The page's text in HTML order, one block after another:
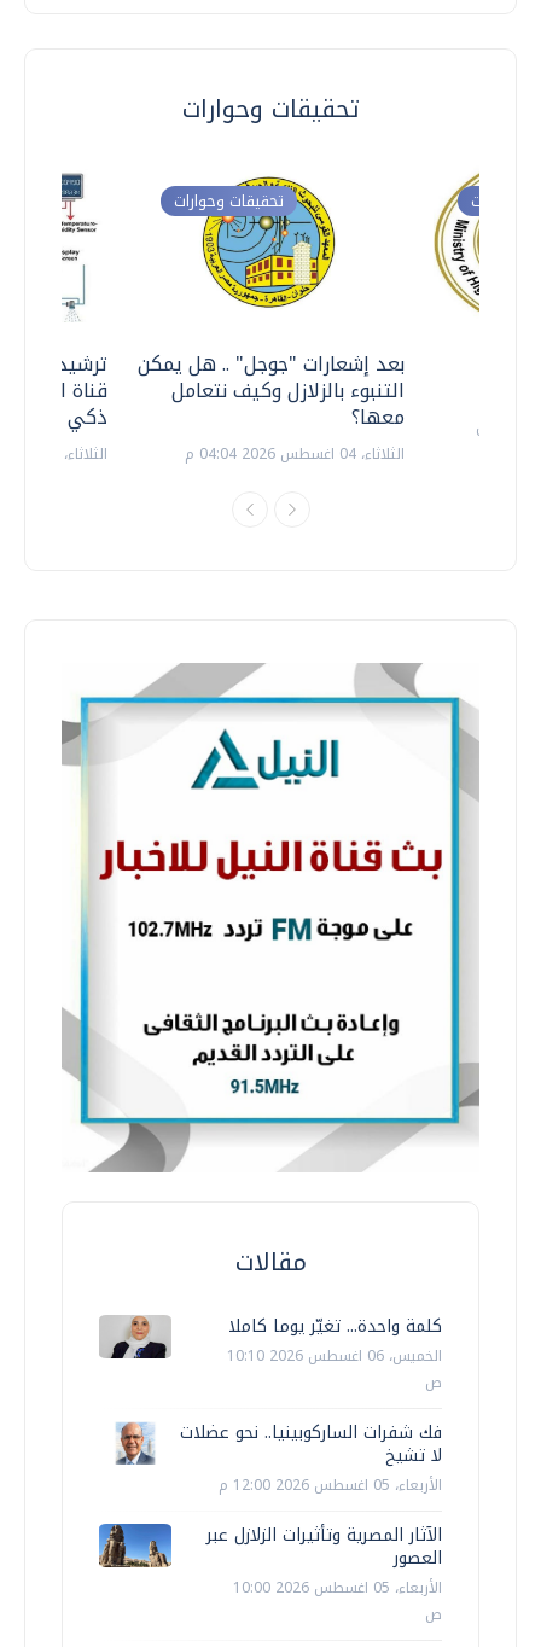
تحقيقات وحوارات
ترشيدا
قناة
ذكي
الثلاثاء، 14 يوليو 2026 06:11 م
تحقيقات وحوارات
بعد إشعارات "جوجل" .. هل يمكن
التنبوء بالزلازل وكيف نتعامل
معها؟
الثلاثاء، 04 اغسطس 2026 04:04 م
وحوارات
مقالات
كلمة واحدة... تغيّر يوما كاملا
الخميس، 06 اغسطس 2026 10:10
ص
فك شفرات الساركوبينيا.. نحو عضلات
لا تشيخ
الأربعاء، 05 اغسطس 2026 12:00 م
الآثار المصرية وتأثيرات الزلازل عبر
العصور
الأربعاء، 05 اغسطس 2026 10:00
ص